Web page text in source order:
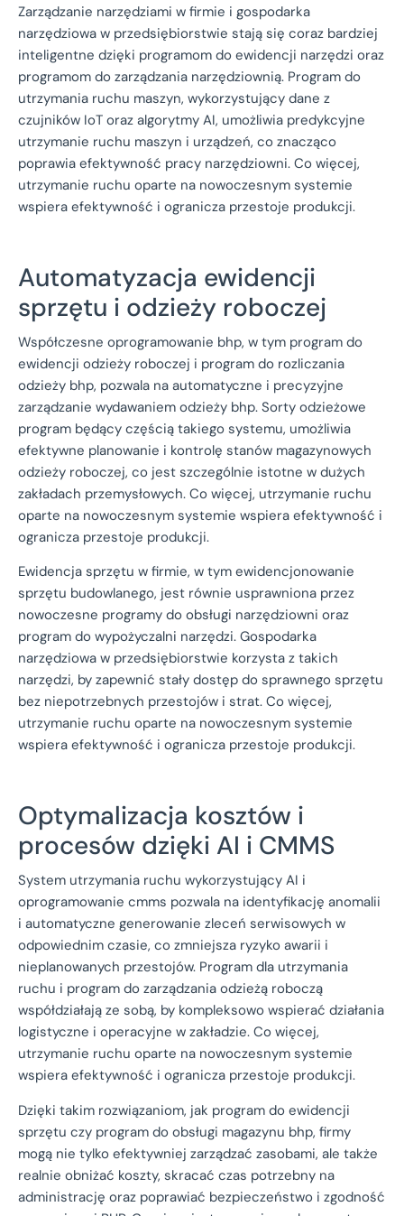
Zarządzanie narzędziami w firmie i gospodarka
narzędziowa w przedsiębiorstwie stają się coraz bardziej
inteligentne dzięki programom do ewidencji narzędzi oraz
programom do zarządzania narzędziownią. Program do
utrzymania ruchu maszyn, wykorzystujący dane z
czujników IoT oraz algorytmy AI, umożliwia predykcyjne
utrzymanie ruchu maszyn i urządzeń, co znacząco
poprawia efektywność pracy narzędziowni. Co więcej,
utrzymanie ruchu oparte na nowoczesnym systemie
wspiera efektywność i ogranicza przestoje produkcji.
Automatyzacja ewidencji
sprzętu i odzieży roboczej
Współczesne oprogramowanie bhp, w tym program do
ewidencji odzieży roboczej i program do rozliczania
odzieży bhp, pozwala na automatyczne i precyzyjne
zarządzanie wydawaniem odzieży bhp. Sorty odzieżowe
program będący częścią takiego systemu, umożliwia
efektywne planowanie i kontrolę stanów magazynowych
odzieży roboczej, co jest szczególnie istotne w dużych
zakładach przemysłowych. Co więcej, utrzymanie ruchu
oparte na nowoczesnym systemie wspiera efektywność i
ogranicza przestoje produkcji.
Ewidencja sprzętu w firmie, w tym ewidencjonowanie
sprzętu budowlanego, jest równie usprawniona przez
nowoczesne programy do obsługi narzędziowni oraz
program do wypożyczalni narzędzi. Gospodarka
narzędziowa w przedsiębiorstwie korzysta z takich
narzędzi, by zapewnić stały dostęp do sprawnego sprzętu
bez niepotrzebnych przestojów i strat. Co więcej,
utrzymanie ruchu oparte na nowoczesnym systemie
wspiera efektywność i ogranicza przestoje produkcji.
Optymalizacja kosztów i
procesów dzięki AI i CMMS
System utrzymania ruchu wykorzystujący AI i
oprogramowanie cmms pozwala na identyfikację anomalii
i automatyczne generowanie zleceń serwisowych w
odpowiednim czasie, co zmniejsza ryzyko awarii i
nieplanowanych przestojów. Program dla utrzymania
ruchu i program do zarządzania odzieżą roboczą
współdziałają ze sobą, by kompleksowo wspierać działania
logistyczne i operacyjne w zakładzie. Co więcej,
utrzymanie ruchu oparte na nowoczesnym systemie
wspiera efektywność i ogranicza przestoje produkcji.
Dzięki takim rozwiązaniom, jak program do ewidencji
sprzętu czy program do obsługi magazynu bhp, firmy
mogą nie tylko efektywniej zarządzać zasobami, ale także
realnie obniżać koszty, skracać czas potrzebny na
administrację oraz poprawiać bezpieczeństwo i zgodność